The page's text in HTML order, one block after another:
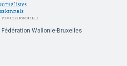
Wallonie-Bruxelles